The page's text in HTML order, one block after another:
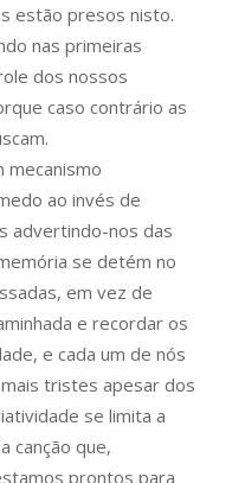
estão presos nisto.
nas primeiras
dos nossos
caso contrário as
mecanismo
ao invés de
advertindo-nos das
se detém no
em vez de
e recordar os
e cada um de nós
tristes apesar dos
se limita a
canção que,
prontos para